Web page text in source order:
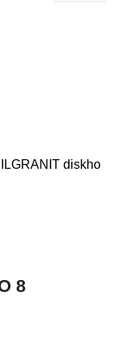
8